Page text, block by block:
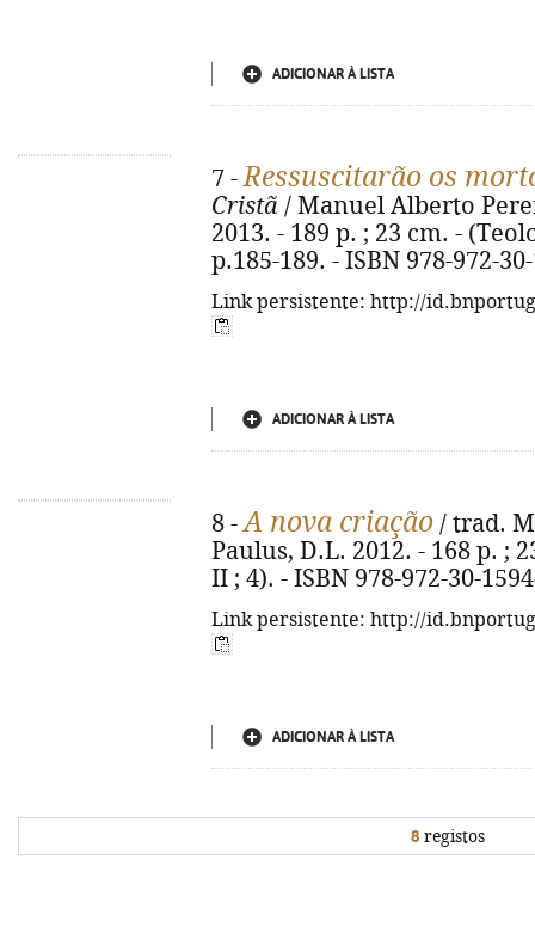
ADICIONAR À LISTA
7 -Ressuscitarão os
Cristã / Manuel Alberto
2013. - 189 p. ; 23 cm. -
p.185-189. - ISBN 978-972-
Link persistente: http://
ADICIONAR À LISTA
8 -A nova criação / trad.
Paulus, D.L. 2012. - 168 p. ;
II ; 4). - ISBN 978-972-30-
Link persistente: http://
ADICIONAR À LISTA
8 registos